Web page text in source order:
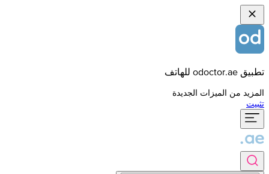
تطبيق odoctor.ae للهاتف
المزيد من الميزات الجديدة
تثبيت